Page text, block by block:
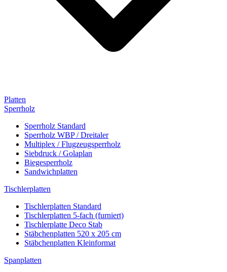
Platten
Sperrholz
Sperrholz Standard
Sperrholz WBP / Dreitaler
Multiplex / Flugzeugsperrholz
Siebdruck / Golaplan
Biegesperrholz
Sandwichplatten
Tischlerplatten
Tischlerplatten Standard
Tischlerplatten 5-fach (furniert)
Tischlerplatte Deco Stab
Stäbchenplatten 520 x 205 cm
Stäbchenplatten Kleinformat
Spanplatten